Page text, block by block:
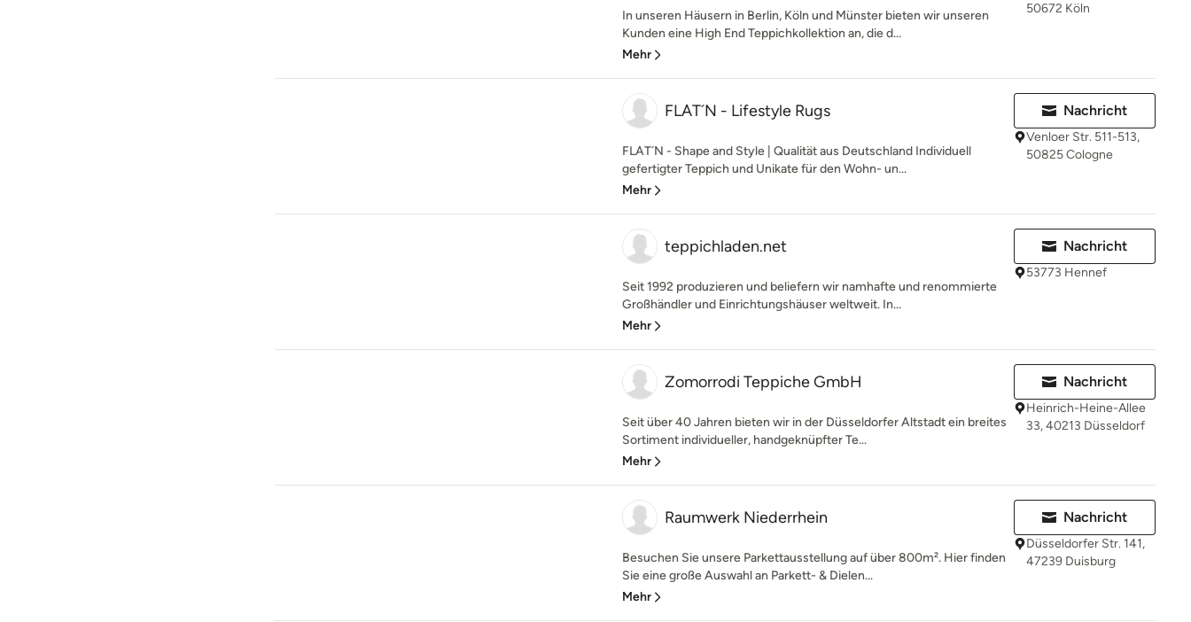
In unseren Häusern in Berlin, Köln und Münster bieten wir unseren
Kunden eine High End Teppichkollektion an, die d...
Mehr
50672 Köln
FLAT´N - Lifestyle Rugs
FLAT´N - Shape and Style | Qualität aus Deutschland Individuell
gefertigter Teppich und Unikate für den Wohn- un...
Mehr
Nachricht
Venloer Str. 511-513,
50825 Cologne
teppichladen.net
Seit 1992 produzieren und beliefern wir namhafte und renommierte
Großhändler und Einrichtungshäuser weltweit. In...
Mehr
Nachricht
53773 Hennef
Zomorrodi Teppiche GmbH
Seit über 40 Jahren bieten wir in der Düsseldorfer Altstadt ein breites
Sortiment individueller, handgeknüpfter Te...
Mehr
Nachricht
Heinrich-Heine-Allee
33, 40213 Düsseldorf
Raumwerk Niederrhein
Besuchen Sie unsere Parkettausstellung auf über 800m². Hier finden
Sie eine große Auswahl an Parkett- & Dielen...
Mehr
Nachricht
Düsseldorfer Str. 141,
47239 Duisburg